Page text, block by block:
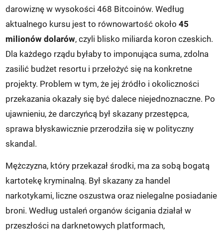
darowiznę w wysokości 468 Bitcoinów. Według
aktualnego kursu jest to równowartość około45
milionów dolarów, czyli blisko miliarda koron czeskich.
Dla każdego rządu byłaby to imponująca suma, zdolna
zasilić budżet resortu i przełożyć się na konkretne
projekty. Problem w tym, że jej źródło i okoliczności
przekazania okazały się być dalece niejednoznaczne. Po
ujawnieniu, że darczyńcą był skazany przestępca,
sprawa błyskawicznie przerodziła się w polityczny
skandal.
Mężczyzna, który przekazał środki, ma za sobą bogatą
kartotekę kryminalną. Był skazany za handel
narkotykami, liczne oszustwa oraz nielegalne posiadanie
broni. Według ustaleń organów ścigania działał w
przeszłości na darknetowych platformach,